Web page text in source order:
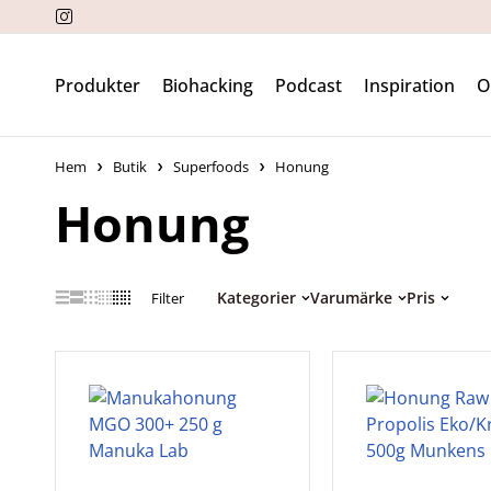
Produkter Biohacking Podcast Inspiration
Hem Butik Superfoods Honung
Honung
Filter Kategorier Varumärke Pris